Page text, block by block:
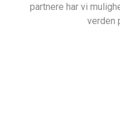
partnere har vi
verden